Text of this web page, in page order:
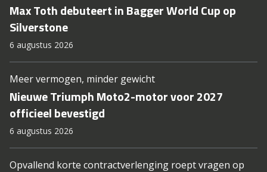
Max Toth debuteert in Bagger World Cup op
Silverstone
6 augustus 2026
Meer vermogen, minder gewicht
Nieuwe Triumph Moto2-motor voor 2027
officieel bevestigd
6 augustus 2026
Opvallend korte contractverlenging roept vragen op